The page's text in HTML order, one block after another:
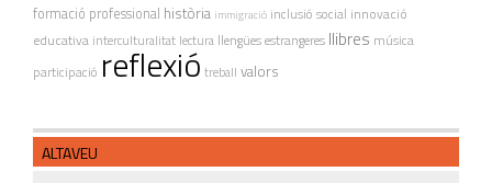
formació professional història immigració inclusió social innovació
educativa interculturalitat lectura llengües estrangeres llibres música
participació reflexió treball valors
ALTAVEU